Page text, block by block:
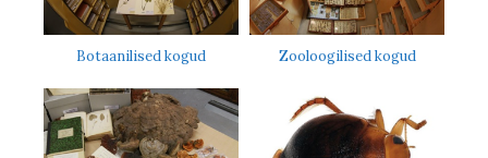
Botaanilised kogud Zooloogilised kogud